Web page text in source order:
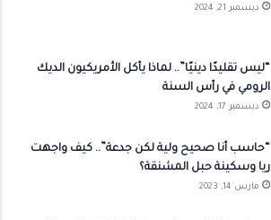
ديسمبر 21, 2024
“ليس تقليدًا دينيًا”.. لماذا يأكل الأمريكيون الديك
الرومي في رأس السنة
ديسمبر 17, 2024
“حاسب أنا صحيح ولية لكن جدعة”.. كيف واجهت
ريا وسكينة حبل المشنقة؟
مارس 14, 2023